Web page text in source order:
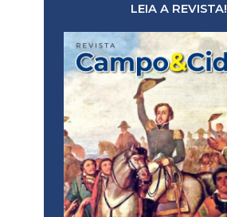
LEIA A REVISTA!